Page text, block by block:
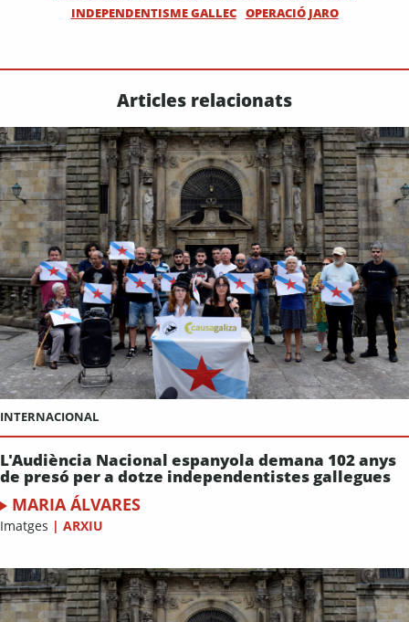
INDEPENDENTISME GALLEC OPERACIÓ JARO
Articles relacionats
INTERNACIONAL
L'Audiència Nacional espanyola demana 102 anys
de presó per a dotze independentistes gallegues
MARIA ÁLVARES
Imatges | ARXIU